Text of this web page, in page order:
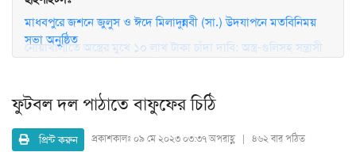
নোয়াখালীতে অস্ত্রের মুখে ১০ লাখ টাকা চাঁদা দাবি: অস্ত্র-গুলিসহ সন্ত্রাসী
মাধবপুরে জশনে জুলুস ও ঈদে মিলাদুন্নবী (সা.) উদযাপনে মতবিনিময়
সভা অনুষ্ঠিত
ফুটবল দল পাঠাতে বাফুফের চিঠি
প্রিন্ট করুন প্রকাশকালঃ ০৯ মে ২০২৩ ০৩:৩৭ অপরাহ্ণ | ৪৬২ বার পঠিত